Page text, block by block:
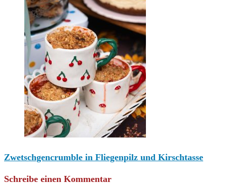
Zwetschgencrumble in Fliegenpilz und Kirschtasse
Schreibe einen Kommentar